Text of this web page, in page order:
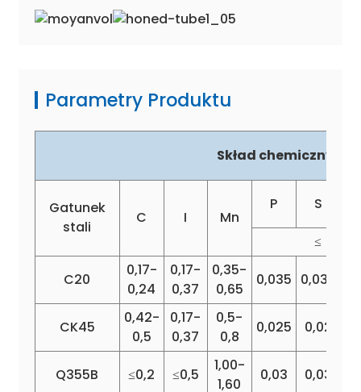
Parametry Produktu
Skład chemiczny (%)
Gatunek
stali
C I Mn
P S
≤
C20
0,17-
0,24
0,17-
0,37
0,35-
0,65
0,035 0,035
CK45
0,42-
0,5
0,17-
0,37
0,5-
0,8
0,025 0,02
Q355B ≤0,2 ≤0,5
1,00-
1,60
0,03 0,03